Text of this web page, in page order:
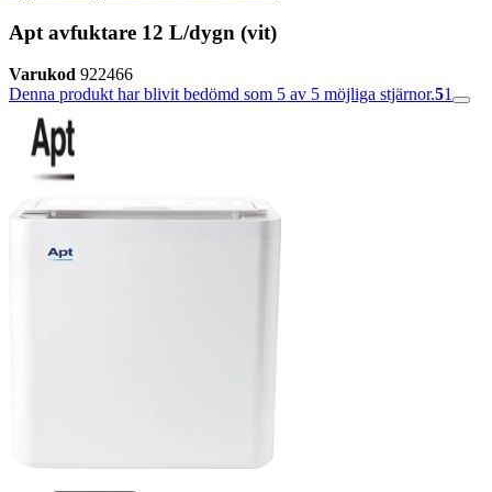
Apt avfuktare 12 L/dygn (vit)
Varukod 922466
Denna produkt har blivit bedömd som 5 av 5 möjliga stjärnor.51